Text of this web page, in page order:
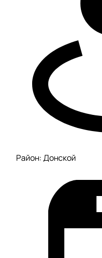
Район: Донской